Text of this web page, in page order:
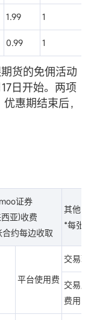
1.99 1
0.99 1
货的免佣活动
日开始。两项
惠期结束后，
证券
亚)收费
合约每边收取
其他
*每张
平台使用费
交易
交易所
费用